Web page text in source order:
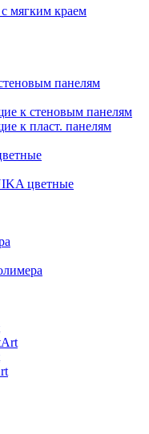
мягким краем
панелям
к стеновым панелям
к пласт. панелям
цветные